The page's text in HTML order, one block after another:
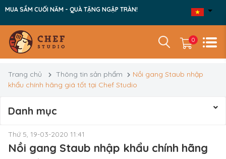
MUA SẮM CUỐI NĂM - QUÀ TẶNG NGẬP TRÀN!
0
Trang chủ Thông tin sản phẩm
Nồi gang Staub nhập
khẩu chính hãng giá tốt tại Chef Studio
Danh mục
Thứ 5, 19-03-2020 11:41
Nồi gang Staub nhập khẩu chính hãng